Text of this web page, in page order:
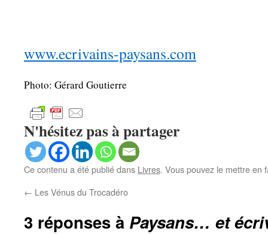
www.ecrivains-paysans.com
Photo: Gérard Goutierre
N'hésitez pas à partager
Ce contenu a été publié dans Livres. Vous pouvez le mettre en
← Les Vénus du Trocadéro
3 réponses à Paysans… et